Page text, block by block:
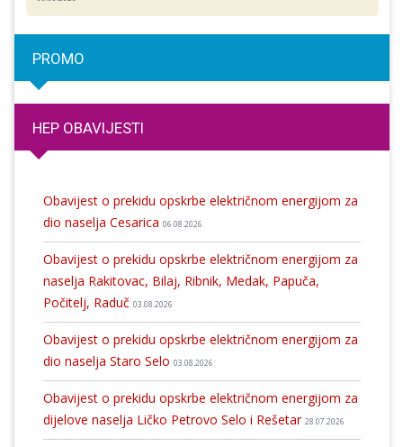
PROMO
HEP OBAVIJESTI
Obavijest o prekidu opskrbe električnom energijom za
dio naselja Cesarica 06.08.2026
Obavijest o prekidu opskrbe električnom energijom za
naselja Rakitovac, Bilaj, Ribnik, Medak, Papuča,
Počitelj, Raduč 03.08.2026
Obavijest o prekidu opskrbe električnom energijom za
dio naselja Staro Selo 03.08.2026
Obavijest o prekidu opskrbe električnom energijom za
dijelove naselja Ličko Petrovo Selo i Rešetar 28.07.2026